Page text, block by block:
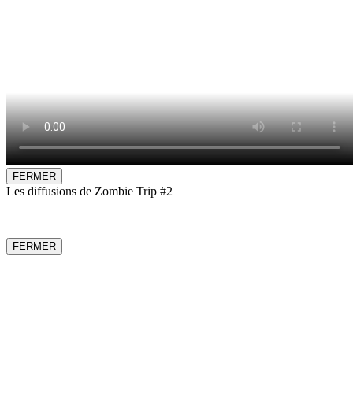
FERMER
Les diffusions de Zombie Trip #2
FERMER